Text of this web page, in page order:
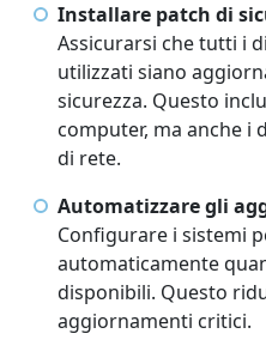
Installare patch di
Assicurarsi che tutti i
utilizzati siano
sicurezza. Questo
computer, ma anche i
di rete.
Automatizzare gli
Configurare i sistemi
automaticamente
disponibili. Questo
aggiornamenti critici.